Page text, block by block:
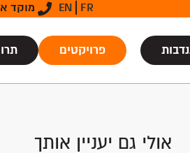
מוקד EN FR
פרויקטים
אולי גם יעניין אותך